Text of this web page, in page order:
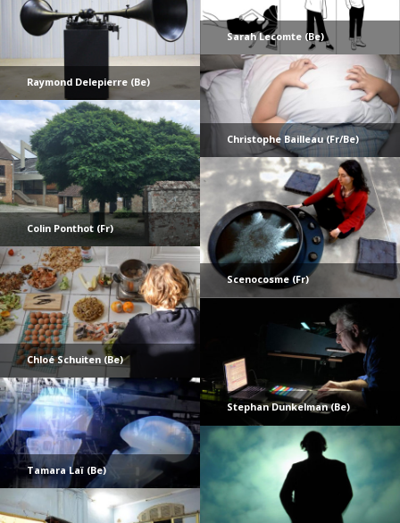
Sarah Lecomte (Be)
Raymond Delepierre (Be)
Christophe Bailleau (Fr/Be)
Colin Ponthot (Fr)
Scenocosme (Fr)
Chloé Schuiten (Be)
Stephan Dunkelman (Be)
Tamara Laï (Be)